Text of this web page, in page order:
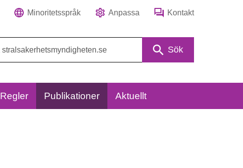
Minoritetsspråk Anpassa Kontakt
Sök
Regler Publikationer Aktuellt